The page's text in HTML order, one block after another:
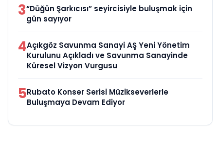
3“Düğün Şarkıcısı” seyircisiyle buluşmak için
gün sayıyor
4Açıkgöz Savunma Sanayi AŞ Yeni Yönetim
Kurulunu Açıkladı ve Savunma Sanayinde
Küresel Vizyon Vurgusu
5Rubato Konser Serisi Müzikseverlerle
Buluşmaya Devam Ediyor